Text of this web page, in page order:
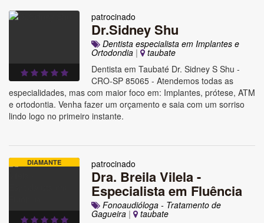
patrocinado
Dr.Sidney Shu
Dentista especialista em Implantes e
Ortodondia |
taubate
Dentista em Taubaté Dr. Sidney S Shu -
CRO-SP 85065 - Atendemos todas as
especialidades, mas com maior foco em: Implantes, prótese, ATM
e ortodontia. Venha fazer um orçamento e saia com um sorriso
lindo logo no primeiro instante.
DIAMANTE patrocinado
Dra. Breila Vilela -
Especialista em Fluência
Fonoaudióloga - Tratamento de
Gagueira |
taubate